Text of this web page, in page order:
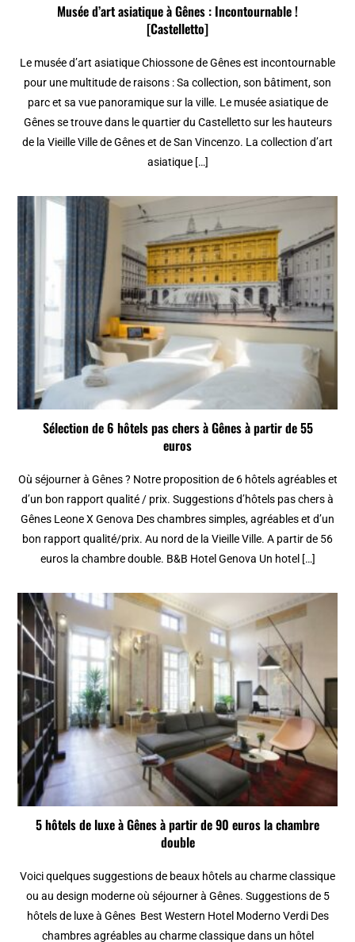
Musée d’art asiatique à Gênes : Incontournable !
[Castelletto]
Le musée d’art asiatique Chiossone de Gênes est incontournable
pour une multitude de raisons : Sa collection, son bâtiment, son
parc et sa vue panoramique sur la ville. Le musée asiatique de
Gênes se trouve dans le quartier du Castelletto sur les hauteurs
de la Vieille Ville de Gênes et de San Vincenzo. La collection d’art
asiatique […]
Sélection de 6 hôtels pas chers à Gênes à partir de 55
euros
Où séjourner à Gênes ? Notre proposition de 6 hôtels agréables et
d’un bon rapport qualité / prix. Suggestions d’hôtels pas chers à
Gênes Leone X Genova Des chambres simples, agréables et d’un
bon rapport qualité/prix. Au nord de la Vieille Ville. A partir de 56
euros la chambre double. B&B Hotel Genova Un hotel […]
5 hôtels de luxe à Gênes à partir de 90 euros la chambre
double
Voici quelques suggestions de beaux hôtels au charme classique
ou au design moderne où séjourner à Gênes. Suggestions de 5
hôtels de luxe à Gênes Best Western Hotel Moderno Verdi Des
chambres agréables au charme classique dans un hôtel